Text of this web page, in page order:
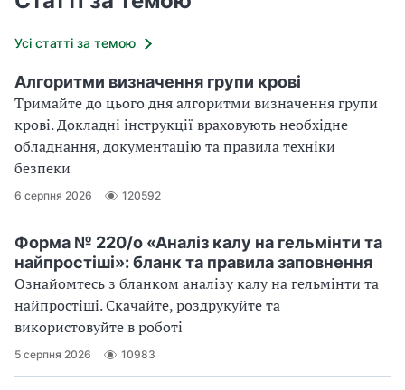
Усі статті за темою
Алгоритми визначення групи крові
Тримайте до цього дня алгоритми визначення групи
крові. Докладні інструкції враховують необхідне
обладнання, документацію та правила техніки
безпеки
6 серпня 2026 120592
Форма № 220/о «Аналіз калу на гельмінти та
найпростіші»: бланк та правила заповнення
Ознайомтесь з бланком аналізу калу на гельмінти та
найпростіші. Скачайте, роздрукуйте та
використовуйте в роботі
5 серпня 2026 10983